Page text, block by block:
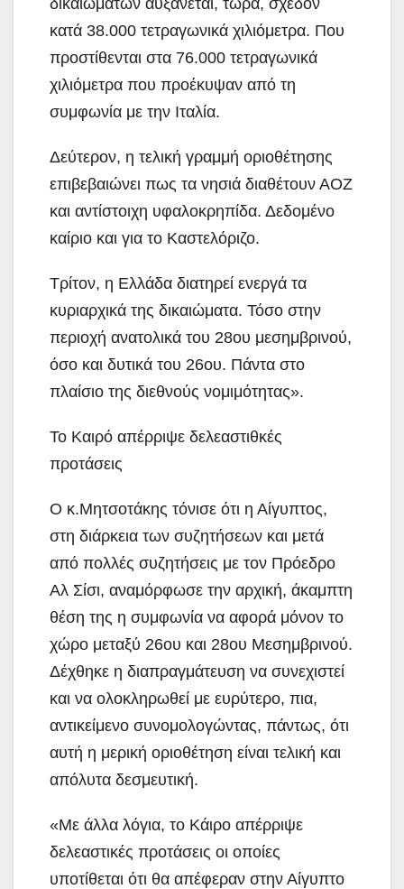
δικαιωμάτων αυξάνεται, τώρα, σχεδόν
κατά 38.000 τετραγωνικά χιλιόμετρα. Που
προστίθενται στα 76.000 τετραγωνικά
χιλιόμετρα που προέκυψαν από τη
συμφωνία με την Ιταλία.
Δεύτερον, η τελική γραμμή οριοθέτησης
επιβεβαιώνει πως τα νησιά διαθέτουν ΑΟΖ
και αντίστοιχη υφαλοκρηπίδα. Δεδομένο
καίριο και για το Καστελόριζο.
Τρίτον, η Ελλάδα διατηρεί ενεργά τα
κυριαρχικά της δικαιώματα. Τόσο στην
περιοχή ανατολικά του 28ου μεσημβρινού,
όσο και δυτικά του 26ου. Πάντα στο
πλαίσιο της διεθνούς νομιμότητας».
Το Καιρό απέρριψε δελεαστιθκές
προτάσεις
Ο κ.Μητσοτάκης τόνισε ότι η Αίγυπτος,
στη διάρκεια των συζητήσεων και μετά
από πολλές συζητήσεις με τον Πρόεδρο
Αλ Σίσι, αναμόρφωσε την αρχική, άκαμπτη
θέση της η συμφωνία να αφορά μόνον το
χώρο μεταξύ 26ου και 28ου Μεσημβρινού.
Δέχθηκε η διαπραγμάτευση να συνεχιστεί
και να ολοκληρωθεί με ευρύτερο, πια,
αντικείμενο συνομολογώντας, πάντως, ότι
αυτή η μερική οριοθέτηση είναι τελική και
απόλυτα δεσμευτική.
«Με άλλα λόγια, το Κάιρο απέρριψε
δελεαστικές προτάσεις οι οποίες
υποτίθεται ότι θα απέφεραν στην Αίγυπτο